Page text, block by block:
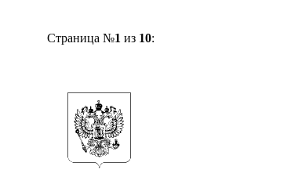
Страница №1 из 10: